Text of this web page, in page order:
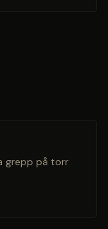
grepp på torr